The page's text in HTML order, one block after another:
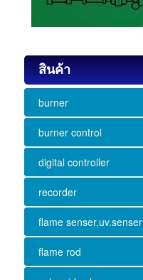
สินค้า
burner
burner control
digital controller
recorder
flame senser,uv.senser
flame rod